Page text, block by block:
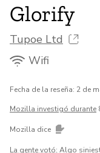
Glorify
Tupoe Ltd
Wifi
Fecha de la reseña: 2 de
Mozilla investigó durante
Mozilla dice
La gente votó: Algo